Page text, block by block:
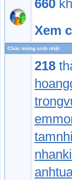
660
Xem
Chúc mừng sinh nhật
218